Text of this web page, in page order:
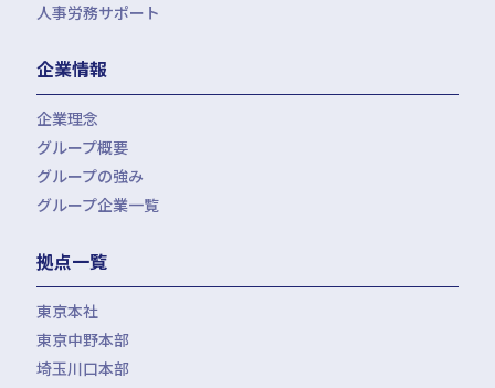
会計・税務（歯科）
会計・税務（社会福祉法人）
会計・税務（保育）
会計・税務（公益法人）
開業サポート
医療経営サポート
クリニック承継サポート
人事労務サポート
企業情報
企業理念
グループ概要
グループの強み
グループ企業一覧
拠点一覧
東京本社
東京中野本部
埼玉川口本部